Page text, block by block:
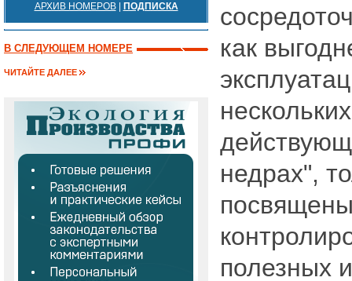
АРХИВ НОМЕРОВ| ПОДПИСКА
В СЛЕДУЮЩЕМ НОМЕРЕ
ЧИТАЙТЕ ДАЛЕЕ
как
недрах",
полезных